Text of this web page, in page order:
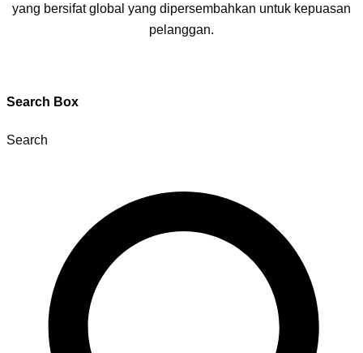
yang bersifat global yang dipersembahkan untuk kepuasan
pelanggan.
Search Box
Search